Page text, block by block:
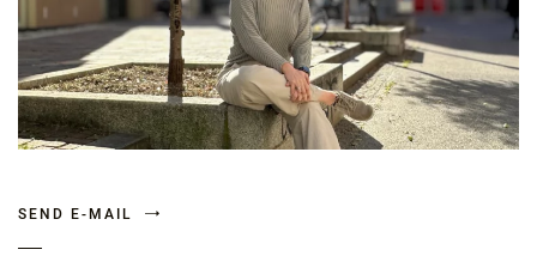
SEND E-MAIL